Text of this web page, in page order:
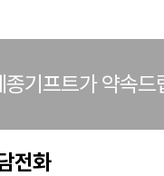
기프트가 약속드
전화